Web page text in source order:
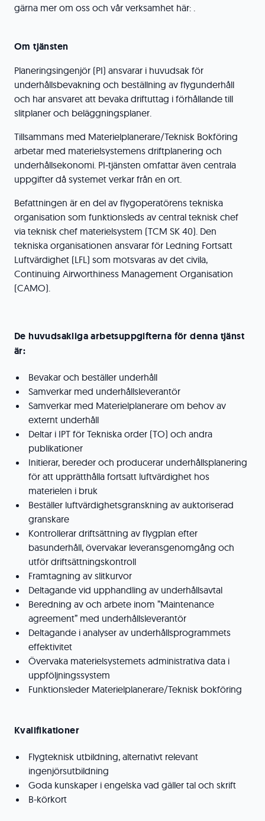
gärna mer om oss och vår verksamhet här: .
Om tjänsten
Planeringsingenjör (PI) ansvarar i huvudsak för
underhållsbevakning och beställning av flygunderhåll
och har ansvaret att bevaka driftuttag i förhållande till
slitplaner och beläggningsplaner.
Tillsammans med Materielplanerare/Teknisk Bokföring
arbetar med materielsystemens driftplanering och
underhållsekonomi. PI-tjänsten omfattar även centrala
uppgifter då systemet verkar från en ort.
Befattningen är en del av flygoperatörens tekniska
organisation som funktionsleds av central teknisk chef
via teknisk chef materielsystem (TCM SK 40). Den
tekniska organisationen ansvarar för Ledning Fortsatt
Luftvärdighet (LFL) som motsvaras av det civila,
Continuing Airworthiness Management Organisation
(CAMO).
De huvudsakliga arbetsuppgifterna för denna tjänst
är:
Bevakar och beställer underhåll
Samverkar med underhållsleverantör
Samverkar med Materielplanerare om behov av
externt underhåll
Deltar i IPT för Tekniska order (TO) och andra
publikationer
Initierar, bereder och producerar underhållsplanering
för att upprätthålla fortsatt luftvärdighet hos
materielen i bruk
Beställer luftvärdighetsgranskning av auktoriserad
granskare
Kontrollerar driftsättning av flygplan efter
basunderhåll, övervakar leveransgenomgång och
utför driftsättningskontroll
Framtagning av slitkurvor
Deltagande vid upphandling av underhållsavtal
Beredning av och arbete inom ”Maintenance
agreement” med underhållsleverantör
Deltagande i analyser av underhållsprogrammets
effektivitet
Övervaka materielsystemets administrativa data i
uppföljningssystem
Funktionsleder Materielplanerare/Teknisk bokföring
Kvalifikationer
Flygteknisk utbildning, alternativt relevant
ingenjörsutbildning
Goda kunskaper i engelska vad gäller tal och skrift
B-körkort